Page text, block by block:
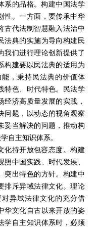
的品格。构建中国法学
性。一方面，要传承中华
古代法制智慧融入法治中
法典的实施为导向构建民
我们进行理论创新提供了
构建要以民法典的适用为
，秉持民法典的价值体
特色、时代特色。民法学
济高质量发展的实践，
问题，以动态的视角观察
妥当解决的问题，推动构
自主知识体系。
持开放包容态度。构建
中国实践、时代发展、
突出特色的方针。构建中
排斥异域法律文化。理论
异域法律文化的充分借
华文化自古以来开放的姿
学自主知识体系时，必须